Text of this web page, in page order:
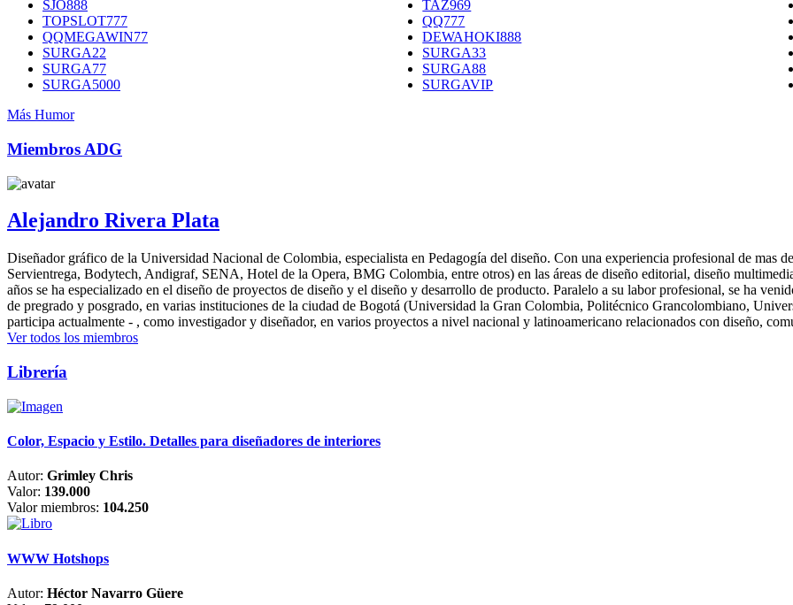
SJO888
TAZ969
TOPSLOT777
QQ777
QQMEGAWIN77
DEWAHOKI888
SURGA22
SURGA33
SURGA77
SURGA88
SURGA5000
SURGAVIP
Más Humor
Miembros ADG
Alejandro Rivera Plata
Diseñador gráfico de la Universidad Nacional de Colombia, especialista en Pedagogía del diseño. Con una experiencia profesional de mas
Servientrega, Bodytech, Andigraf, SENA, Hotel de la Opera, BMG Colombia, entre otros) en las áreas de diseño editorial, diseño
años se ha especializado en el diseño de proyectos de diseño y el diseño y desarrollo de producto. Paralelo a su labor profesional, se ha
de pregrado y posgrado, en varias instituciones de la ciudad de Bogotá (Universidad la Gran Colombia, Politécnico Grancolombiano,
participa actualmente - , como investigador y diseñador, en varios proyectos a nivel nacional y latinoamericano relacionados con diseño,
Ver todos los miembros
Librería
Color, Espacio y Estilo. Detalles para diseñadores de interiores
Autor: Grimley Chris
Valor: 139.000
Valor miembros: 104.250
WWW Hotshops
Autor: Héctor Navarro Güere